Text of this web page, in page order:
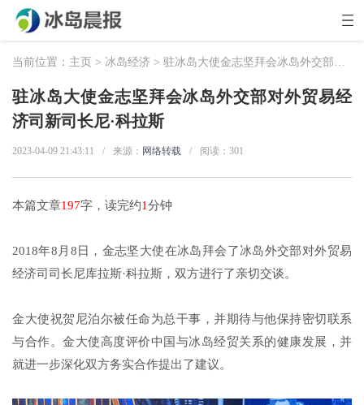
当前位置： 主页 > 冰岛经济 > 驻冰岛大使金志坚拜会冰岛外交部对外贸易经济司新司长尼·科拉斯
驻冰岛大使金志坚拜会冰岛外交部对外贸易经
济司新司长尼·科拉斯
2023-04-09 21:43:11 / 来源： 网络转载 / 阅读： 301
本篇文章197字，读完约1分钟
2018年8月8日，金志坚大使在冰岛拜会了冰岛外交部对外贸易
经济司司长尼库拉斯·科拉斯，双方进行了亲切交谈。
金大使祝贺尼泊尔被任命为总干事，并期待与他保持密切联系
与合作。金大使高度评价中国与冰岛经贸关系的健康发展，并
就进一步深化双方务实合作提出了建议。